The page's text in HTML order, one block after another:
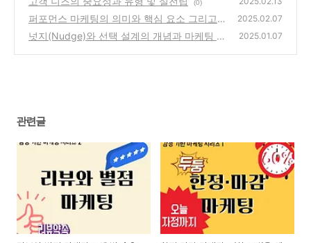
(0)
퍼포먼스 마케팅의 의미와 핵심 요소 그리고
활용 방법
(1)
2025.02.07
넛지(Nudge)와 선택 설계의 개념과 마케팅 활
2025.01.07
관련글